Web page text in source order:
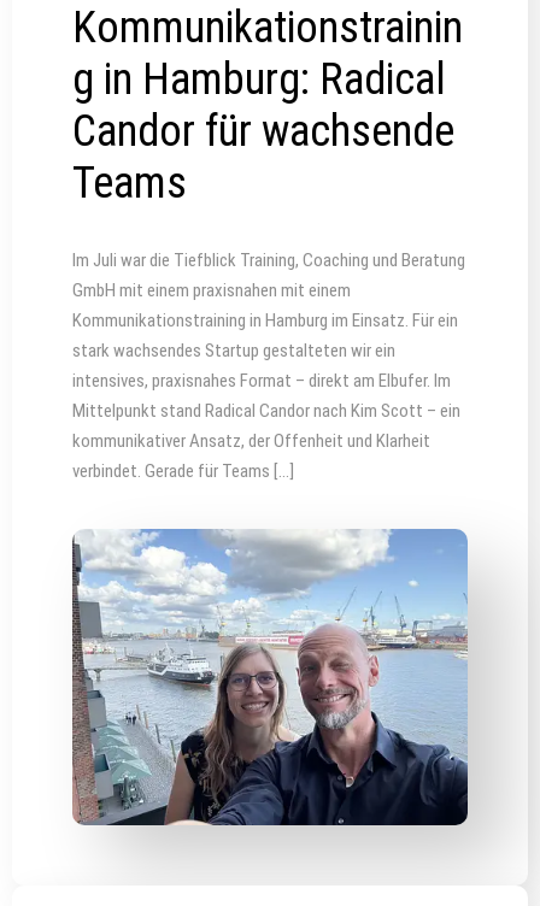
Kommunikationstrainin
g in Hamburg: Radical
Candor für wachsende
Teams
Im Juli war die Tiefblick Training, Coaching und Beratung
GmbH mit einem praxisnahen mit einem
Kommunikationstraining in Hamburg im Einsatz. Für ein
stark wachsendes Startup gestalteten wir ein
intensives, praxisnahes Format – direkt am Elbufer. Im
Mittelpunkt stand Radical Candor nach Kim Scott – ein
kommunikativer Ansatz, der Offenheit und Klarheit
verbindet. Gerade für Teams […]